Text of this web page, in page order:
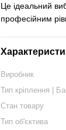
Це ідеальний
професійним
Виробник
Тип кріплення |
Стан товару
Тип об'єктива